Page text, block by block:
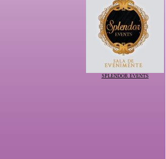
SPLENDOR EVENTS